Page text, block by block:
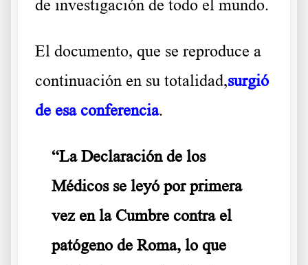
de investigación de todo el mundo.
El documento, que se reproduce a
continuación en su totalidad,surgió
de esa conferencia.
“La Declaración de los
Médicos se leyó por primera
vez en la Cumbre contra el
patógeno de Roma, lo que